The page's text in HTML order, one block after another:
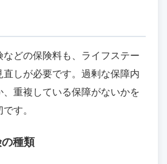
どの保険料も、ライフステー
直しが必要です。過剰な保障内
重複している保障がないかを
す。
種類